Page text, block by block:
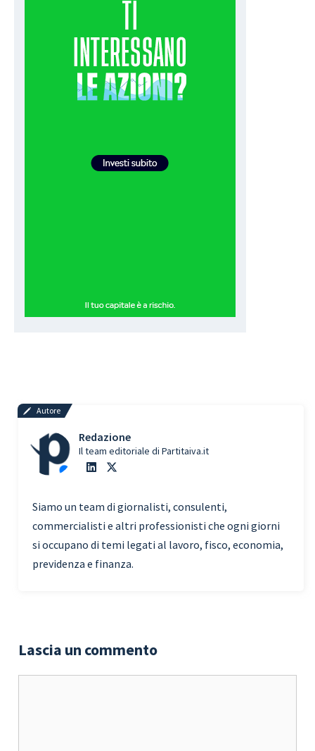
Autore
Redazione
Il team editoriale di Partitaiva.it
Siamo un team di giornalisti, consulenti,
commercialisti e altri professionisti che ogni giorni
si occupano di temi legati al lavoro, fisco, economia,
previdenza e finanza.
Lascia un commento